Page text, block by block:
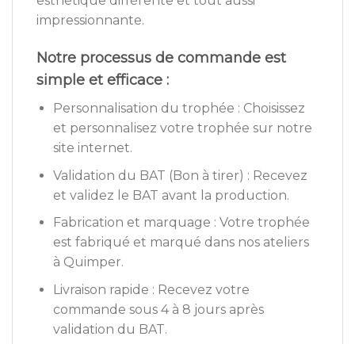
impressionnante.
Notre processus de commande est
simple et efficace :
Personnalisation du trophée : Choisissez
et personnalisez votre trophée sur notre
site internet.
Validation du BAT (Bon à tirer) : Recevez
et validez le BAT avant la production.
Fabrication et marquage : Votre trophée
est fabriqué et marqué dans nos ateliers
à Quimper.
Livraison rapide : Recevez votre
commande sous 4 à 8 jours après
validation du BAT.